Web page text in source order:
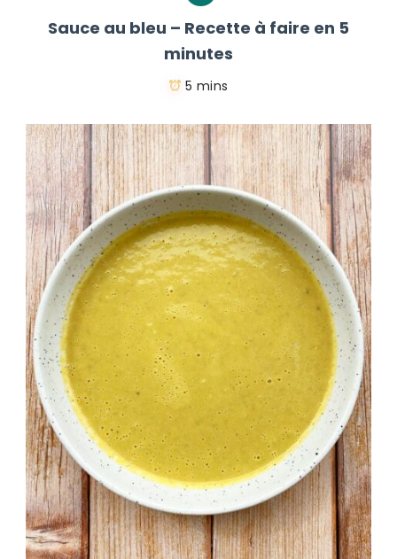
Sauce au bleu – Recette à faire en 5
minutes
5 mins